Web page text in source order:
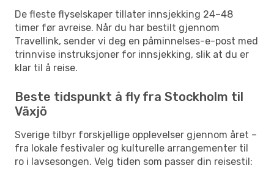
De fleste flyselskaper tillater innsjekking 24–48
timer før avreise. Når du har bestilt gjennom
Travellink, sender vi deg en påminnelses-e-post med
trinnvise instruksjoner for innsjekking, slik at du er
klar til å reise.
Beste tidspunkt å fly fra Stockholm til
Växjö
Sverige tilbyr forskjellige opplevelser gjennom året –
fra lokale festivaler og kulturelle arrangementer til
ro i lavsesongen. Velg tiden som passer din reisestil: